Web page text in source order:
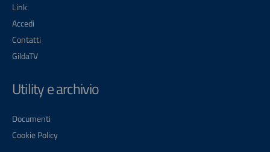
Link
Accedi
Contatti
GildaTV
Utility e archivio
Documenti
Cookie Policy